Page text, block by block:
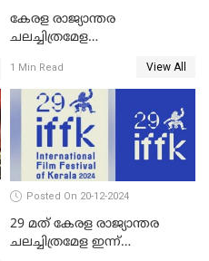
കേരള രാജ്യാന്തര
ചലച്ചിത്രമേള
സിനിമ അവാര്‍ഡ്
സംവിധായിക പായല്‍
കപാഡിയയ്ക്ക് സമ്മാനിച്ചു;
ഫെമിനിച്ചി ഫാത്തിമയ്ക്ക്
അഞ്ച് പുരസ്കാരം
1 Min Read View All
Posted On 20-12-2024
29 മത് കേരള രാജ്യാന്തര
ചലച്ചിത്രമേള ഇന്ന്